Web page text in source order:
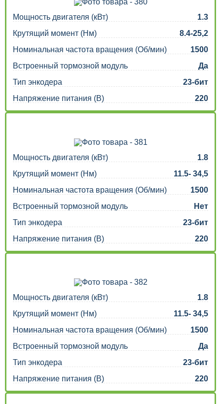
Мощность двигателя (кВт)
1.3
Крутящий момент (Нм)
8.4-25,2
Номинальная частота вращения (Об/мин)
1500
Встроенный тормозной модуль
Да
Тип энкодера
23-бит
Напряжение питания (В)
220
Мощность двигателя (кВт)
1.8
Крутящий момент (Нм)
11.5- 34,5
Номинальная частота вращения (Об/мин)
1500
Встроенный тормозной модуль
Нет
Тип энкодера
23-бит
Напряжение питания (В)
220
Мощность двигателя (кВт)
1.8
Крутящий момент (Нм)
11.5- 34,5
Номинальная частота вращения (Об/мин)
1500
Встроенный тормозной модуль
Да
Тип энкодера
23-бит
Напряжение питания (В)
220